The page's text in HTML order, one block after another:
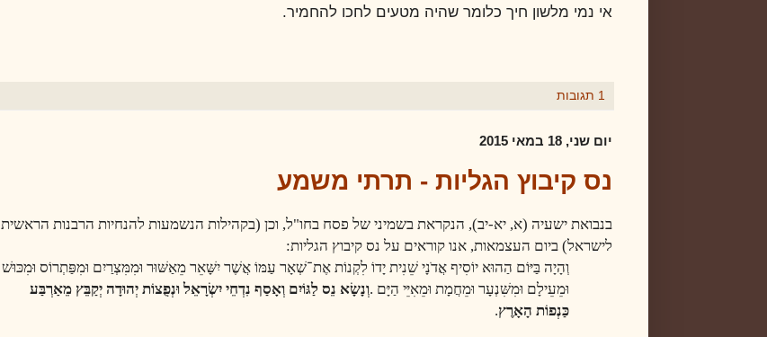
אי נמי מלשון חיך כלומר שהיה מטעים לחכו להחמיר.
1 תגובות
יום שני, 18 במאי 2015
נס קיבוץ הגליות - תרתי משמע
בנבואת ישעיה (א, יא-יב), הנקראת בשמיני של פסח בחו"ל, וכן (בקהילות הנשמעות להנחיות הרבנות הראשית
לישראל) ביום העצמאות, אנו קוראים על נס קיבוץ הגליות:
וְהָיָה בַּיּוֹם הַהוּא יוֹסִיף אֲדֹנָי שֵׁנִית יָדוֹ לִקְנוֹת אֶת־שְׁאָר עַמּוֹ אֲשֶׁר יִשָּׁאֵר מֵאַשּׁוּר וּמִמִּצְרַיִם וּמִפַּתְרוֹס וּמִכּוּשׁ
וּמֵעֵילָם וּמִשִּׁנְעָר וּמֵחֲמָת וּמֵאִיֵּי הַיָּם .וְנָשָׂא נֵס לַגּוֹיִם וְאָסַף נִדְחֵי יִשְׂרָאֵל וּנְפֻצוֹת יְהוּדָה יְקַבֵּץ מֵאַרְבַּע
כַּנְפוֹת הָאָרֶץ.